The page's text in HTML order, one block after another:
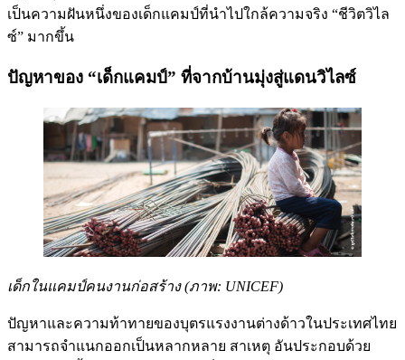
เป็นความฝันหนึ่งของเด็กแคมป์ที่นำไปใกล้ความจริง “ชีวิตวิไล
ซ์” มากขึ้น
ปัญหาของ “เด็กแคมป์” ที่จากบ้านมุ่งสู่แดนวิไลซ์
เด็กในแคมป์คนงานก่อสร้าง (ภาพ: UNICEF)
ปัญหาและความท้าทายของบุตรแรงงานต่างด้าวในประเทศไทย
สามารถจําแนกออกเป็นหลากหลาย สาเหตุ อันประกอบด้วย